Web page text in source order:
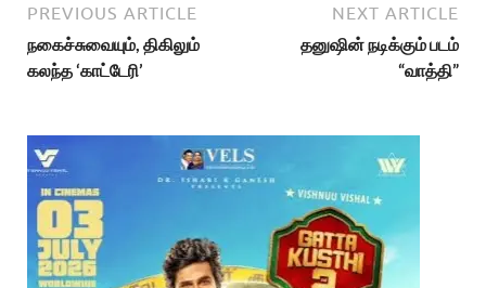
PREVIOUS ARTICLE
நகைச்சுவையும், திகிலும்
கலந்த ‘காட்டேரி’
NEXT ARTICLE
தனுஷின் நடிக்கும் படம்
“வாத்தி”